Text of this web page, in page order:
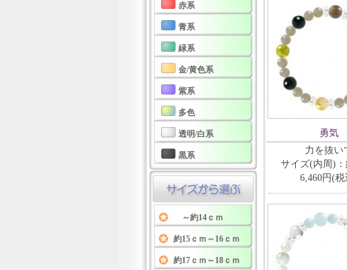
赤系
青系
緑系
金/黄色系
紫系
多色
透明/白系
黒系
～約14ｃｍ
約15ｃｍ～16ｃｍ
約17ｃｍ～18ｃｍ
勇気
力を抜い
サイズ(内周)：
6,460円(税